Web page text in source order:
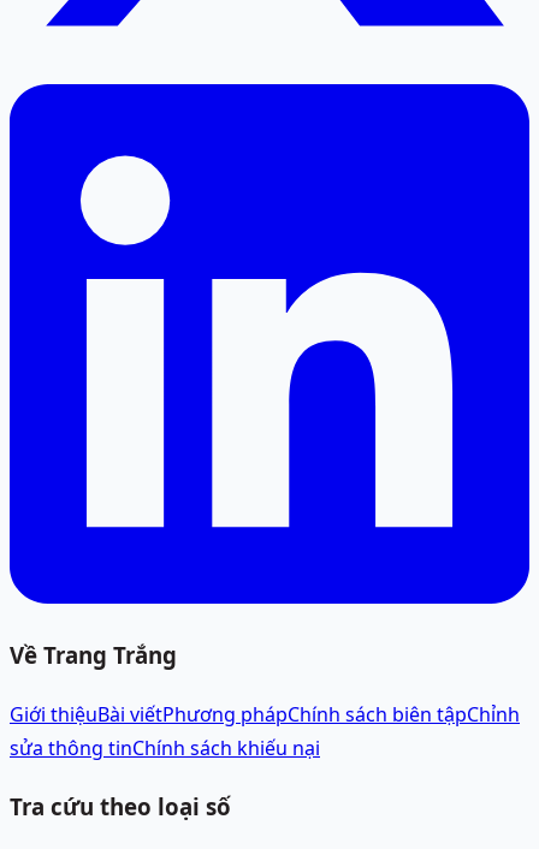
Về Trang Trắng
Giới thiệuBài viếtPhương phápChính sách biên tậpChỉnh
sửa thông tinChính sách khiếu nại
Tra cứu theo loại số